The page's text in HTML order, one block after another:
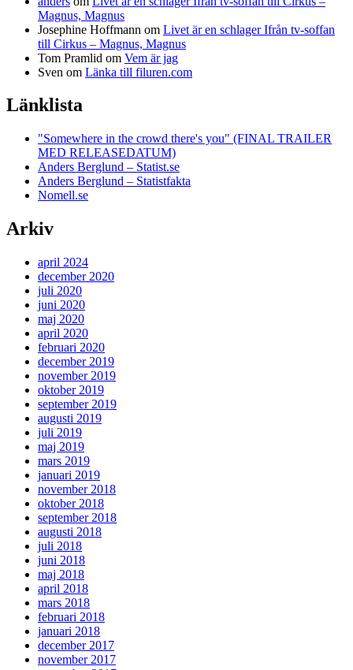
Magnus, Magnus
Josephine Hoffmann om Livet är en schlager Ifrån tv-soffan
till Cirkus – Magnus, Magnus
Tom Pramlid om Vem är jag
Sven om Länka till filuren.com
Länklista
"Somewhere in the crowd there's you" (FINAL TRAILER
MED RELEASEDATUM)
Anders Berglund – Statist.se
Anders Berglund – Statistfakta
Nomell.se
Arkiv
april 2024
december 2020
juli 2020
juni 2020
maj 2020
april 2020
februari 2020
december 2019
november 2019
oktober 2019
september 2019
augusti 2019
juli 2019
maj 2019
mars 2019
januari 2019
november 2018
oktober 2018
september 2018
augusti 2018
juli 2018
juni 2018
maj 2018
april 2018
mars 2018
februari 2018
januari 2018
december 2017
november 2017